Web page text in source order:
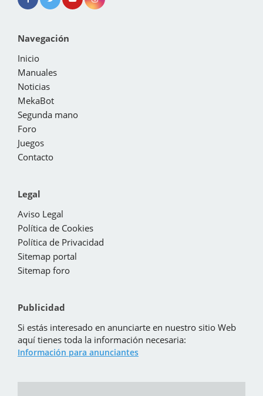
Navegación
Inicio
Manuales
Noticias
MekaBot
Segunda mano
Foro
Juegos
Contacto
Legal
Aviso Legal
Política de Cookies
Política de Privacidad
Sitemap portal
Sitemap foro
Publicidad
Si estás interesado en anunciarte en nuestro sitio Web
aquí tienes toda la información necesaria:
Información para anunciantes